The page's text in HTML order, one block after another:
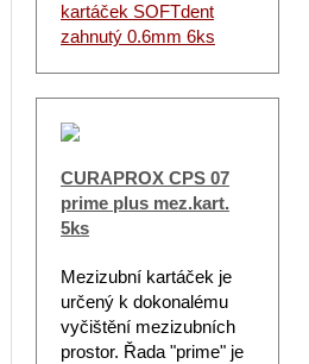
kartáček SOFTdent
zahnutý 0.6mm 6ks
CURAPROX CPS 07
prime plus mez.kart.
5ks
Mezizubní kartáček je
určený k dokonalému
vyčištění mezizubních
prostor. Řada "prime" je